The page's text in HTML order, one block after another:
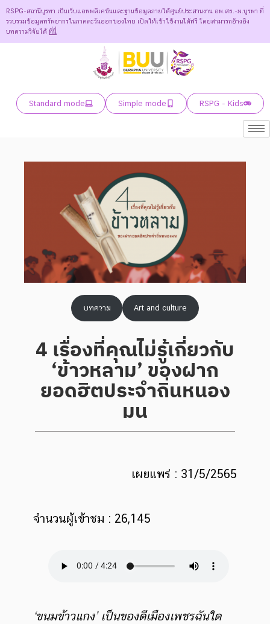
RSPG-สถานีบูรพา เป็นเว็บแอพพลิเคชันและฐานข้อมูลภายใต้ศูนย์ประสานงาน อพ.สธ.-ม.บูรพา ที่
รวบรวมข้อมูลทรัพยากรในภาคตะวันออกของไทย เปิดให้เข้าใช้งานได้ฟรี โดยสามารถอ้างอิง
บทความวิจัยได้ ที่นี่
Standard mode Simple mode RSPG - Kids
บทความ Art and culture
4 เรื่องที่คุณไม่รู้เกี่ยวกับ
‘ข้าวหลาม’ ของฝาก
ยอดฮิตประจำถิ่นหนอง
มน
เผยแพร่ : 31/5/2565
จำนวนผู้เข้าชม : 26,145
‘ขนมข้าวแกง’ เป็นของดีเมืองเพชรฉันใด